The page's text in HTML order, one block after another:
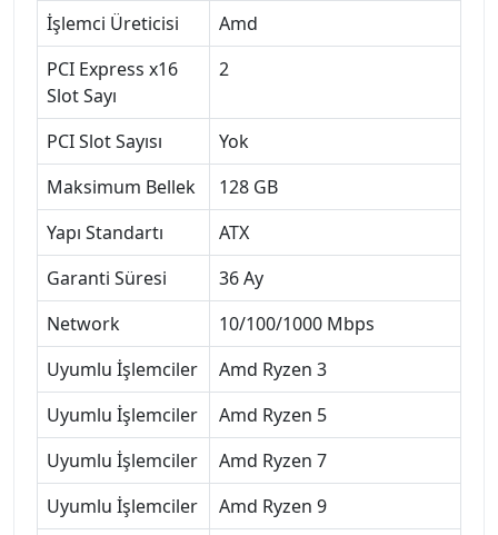
İşlemci Üreticisi
Amd
PCI Express x16
Slot Sayı
2
PCI Slot Sayısı
Yok
Maksimum Bellek
128 GB
Yapı Standartı
ATX
Garanti Süresi
36 Ay
Network
10/100/1000 Mbps
Uyumlu İşlemciler
Amd Ryzen 3
Uyumlu İşlemciler
Amd Ryzen 5
Uyumlu İşlemciler
Amd Ryzen 7
Uyumlu İşlemciler
Amd Ryzen 9